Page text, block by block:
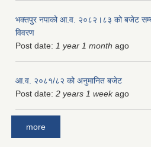
भक्तपुर नपाको आ.व. २०८२।८३ को बजेट
विवरण
Post date: 1 year 1 month ago
आ.व. २०८१/८२ को अनुमानित बजेट
Post date: 2 years 1 weekago
more